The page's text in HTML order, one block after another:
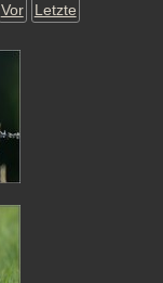
Vor Letzte